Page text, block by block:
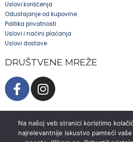
Uslovi korišćenja
Odustajanje od kupovine
Politika privatnosti
Uslovi i načini plaćanja
Uslovi dostave
DRUŠTVENE MREŽE
Na našoj veb stranici koristimo
najrelevantnije iskustvo pamteći